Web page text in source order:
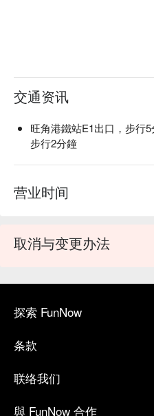
交通资讯
旺角港鐵站E1出口，步行
步行2分鐘
营业时间
取消与变更办法
探索 FunNow
条款
联络我们
與 FunNow 合作